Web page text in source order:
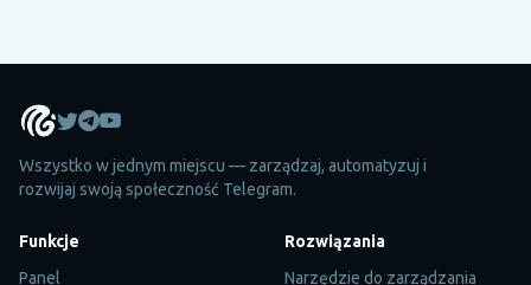
Wszystko w jednym miejscu — zarządzaj, automatyzuj i
rozwijaj swoją społeczność Telegram.
Funkcje
Panel
Rozwiązania
Narzędzie do zarządzania